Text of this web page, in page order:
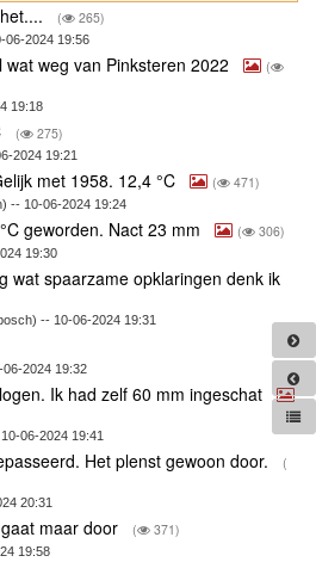
( 265)
06-2024 19:56
weg van Pinksteren 2022
(
19:18
( 275)
2024 19:21
met 1958. 12,4 °C ( 471)
-- 10-06-2024 19:24
geworden. Nact 23 mm ( 306)
19:30
wat spaarzame opklaringen denk ik
-- 10-06-2024 19:31
2024 19:32
Ik had zelf 60 mm ingeschat
06-2024 19:41
Het plenst gewoon door.
(
20:31
maar door ( 371)
19:58